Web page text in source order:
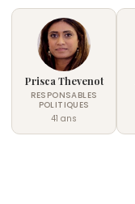
Prisca Thevenot
RESPONSABLES
POLITIQUES
41 ans